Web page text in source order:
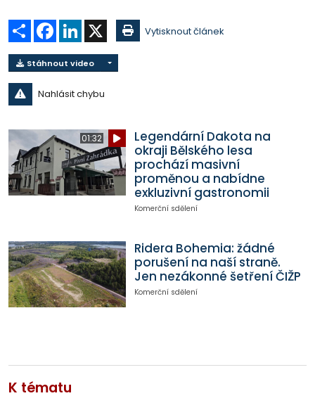
Sdílet Facebook
LinkedIn Vytisknout článek
Stáhnout video
Nahlásit chybu
01:32
Legendární Dakota na
okraji Bělského lesa
prochází masivní
proměnou a nabídne
exkluzivní gastronomii
Komerční sdělení
Ridera Bohemia: žádné
porušení na naší straně.
Jen nezákonné šetření ČIŽP
Komerční sdělení
K tématu